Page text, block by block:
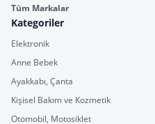
Tüm Markalar
Kategoriler
Elektronik
Anne Bebek
Ayakkabı, Çanta
Kişisel Bakım ve Kozmetik
Otomobil, Motosiklet